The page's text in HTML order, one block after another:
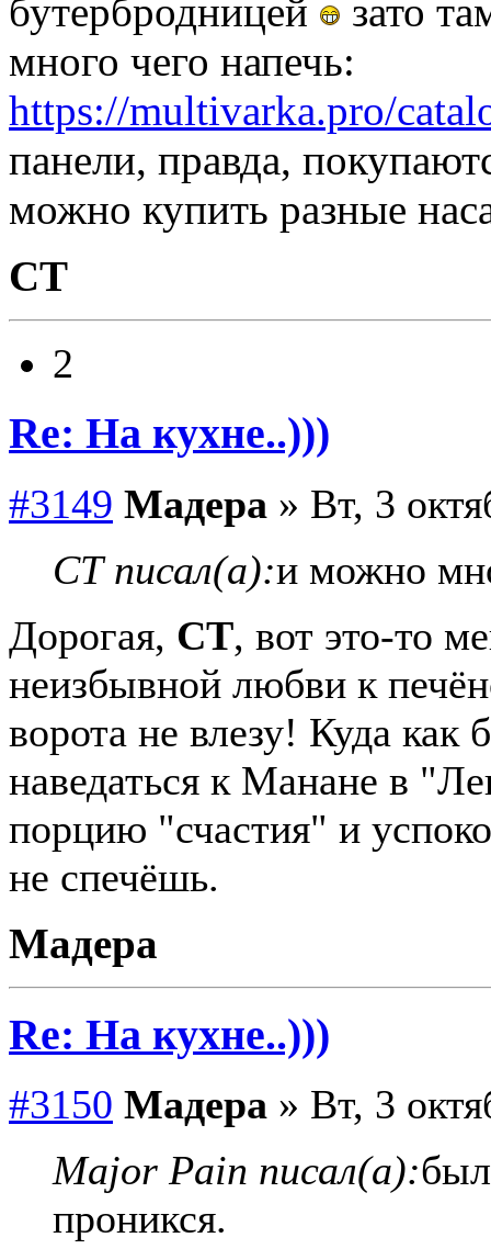
бутербродницей
зато
много чего напечь:
https://multivarka.pro/
панели, правда,
можно купить разные
СТ
2
Re: На кухне..)))
#3149 Мадера » Вт, 3
СТ писал(а):и можно
Дорогая, СТ, вот это-то
неизбывной любви к
ворота не влезу! Куда как
наведаться к Манане в
порцию "счастия" и
не спечёшь.
Мадера
Re: На кухне..)))
#3150 Мадера » Вт, 3
Major Pain писал(а):
проникся.